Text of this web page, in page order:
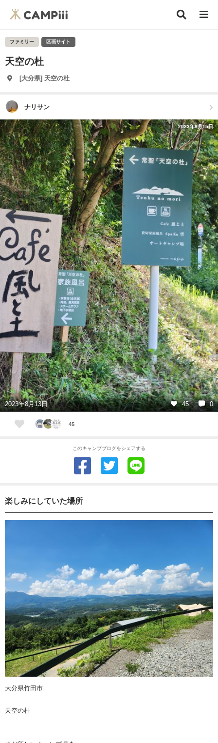
ファミリー 区画サイト
天空の杜
[大分県] 天空の杜
ナリサン
2023年8月15日
2023年8月13日 45 0
45
このキャンプブログをシェアする
楽しみにしていた場所
大分県竹田市
天空の杜